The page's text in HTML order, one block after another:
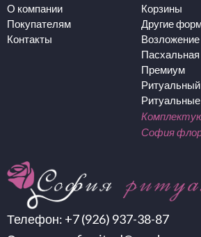
Телефон: +7 (926) 937-38-87
О компании
Покупателям
Контакты
Корзины
Другие
Премиум
Ритуальный
София